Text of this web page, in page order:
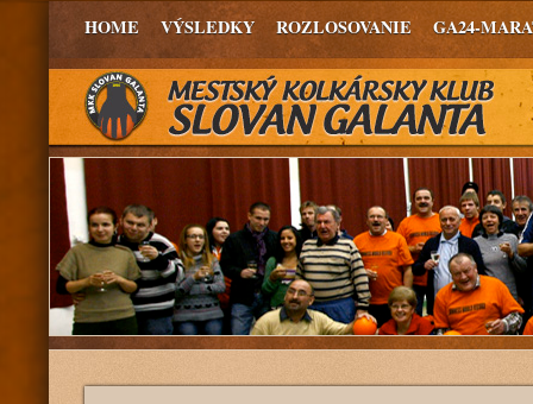
HOME VÝSLEDKY ROZLOSOVANIE GA24-